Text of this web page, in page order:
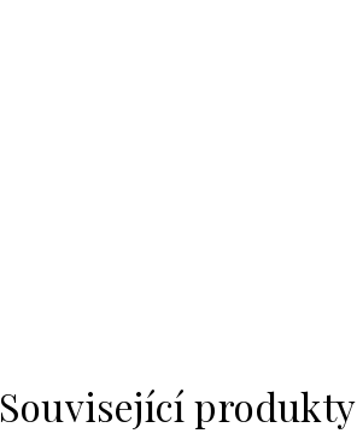
Související produkty